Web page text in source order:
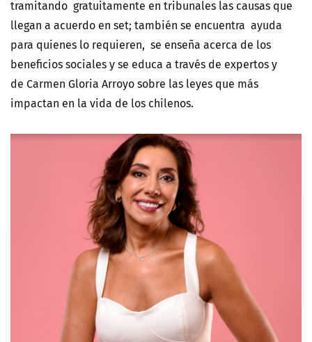
tramitando gratuitamente en tribunales las causas que
llegan a acuerdo en set; también se encuentra ayuda
para quienes lo requieren, se enseña acerca de los
beneficios sociales y se educa a través de expertos y
de Carmen Gloria Arroyo sobre las leyes que más
impactan en la vida de los chilenos.